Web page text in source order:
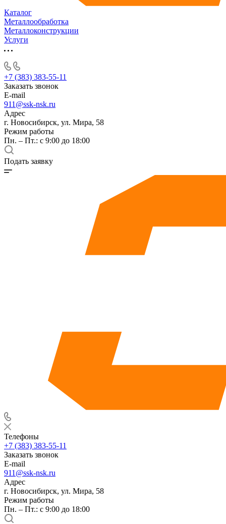
Каталог
Металлообработка
Металлоконструкции
Услуги
+7 (383) 383-55-11
Заказать звонок
E-mail
911@ssk-nsk.ru
Адрес
г. Новосибирск, ул. Мира, 58
Режим работы
Пн. – Пт.: с 9:00 до 18:00
Подать заявку
Телефоны
+7 (383) 383-55-11
Заказать звонок
E-mail
911@ssk-nsk.ru
Адрес
г. Новосибирск, ул. Мира, 58
Режим работы
Пн. – Пт.: с 9:00 до 18:00